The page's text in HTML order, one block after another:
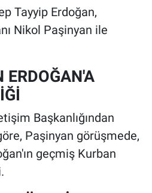
Tayyip Erdoğan,
Nikol Paşinyan ile
ERDOĞAN'A
Başkanlığından
Paşinyan görüşmede,
geçmiş Kurban